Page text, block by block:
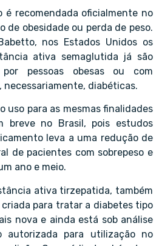
é recomendada oficialmente no
de obesidade ou perda de peso.
nos Estados Unidos os
ativa semaglutida já são
pessoas obesas ou com
necessariamente, diabéticas.
uso para as mesmas finalidades
breve no Brasil, pois estudos
leva a uma redução de
de pacientes com sobrepeso e
ano e meio.
ativa tirzepatida, também
para tratar a diabetes tipo
nova e ainda está sob análise
autorizada para utilização no